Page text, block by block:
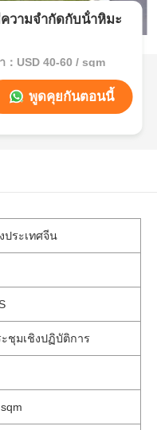
ความจํากัดกับน้ําหิมะ
：USD 40-60 / sqm
พูดคุยกันตอนนี้
ระเทศจีน
ะชุมเชิงปฏิบัติการ